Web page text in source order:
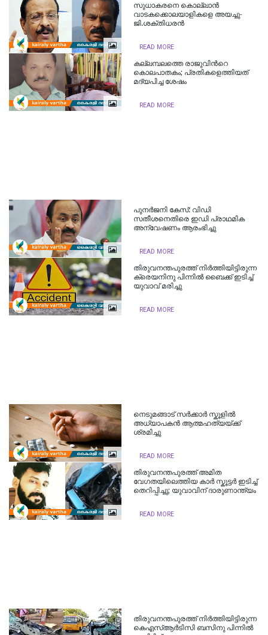
സുധാകരനെ കൊല്ലാൻ
വാടകക്കൊലയാളികളെ അയച്ചു-
ജി.ശക്തിധരൻ
READ MORE
കല്ലമ്പലത്തെ രാജുവിന്‍റെ
കൊലപാതകം; പ്രതികളെത്തിയത്
മദ്യപിച്ച ശേഷം
READ MORE
പുനർജനി കേസ്: വിഡി
സതീശനെതിരെ ഇഡി പ്രാഥമിക
അന്വേഷണം ആരംഭിച്ചു
READ MORE
തിരുവനന്തപുരത്ത് നിർത്തിയിട്ടിരുന്ന
ക്രെയനിനു പിന്നിൽ ബൈക്ക് ഇടിച്ച്
യുവാവ് മരിച്ചു
READ MORE
നെടുമങ്ങാട് സർക്കാർ സ്കൂളിൽ
അധ്യാപകൻ ആത്മഹത്യയ്ക്ക്
ശ്രമിച്ചു
READ MORE
തിരുവനന്തപുരത്ത് അമിത
വേഗതയിലെത്തിയ കാർ സ്കൂട്ടർ ഇടിച്ച്
തെറിപ്പിച്ചു; യുവാവിന് ദാരുണാന്ത്യം
READ MORE
തിരുവനന്തപുരത്ത് നിർത്തിയിട്ടിരുന്ന
കെഎസ്ആർടിസി ബസിനു പിന്നിൽ